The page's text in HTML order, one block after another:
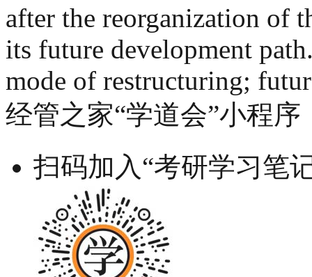
after the reorganization of
its future development
mode of restructuring;
经管之家“学道会”小程序
扫码加入“考研学习笔